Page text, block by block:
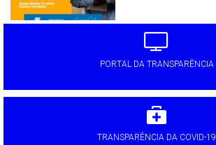
PORTAL DA TRANSPARÊNCIA
TRANSPARÊNCIA DA COVID-19